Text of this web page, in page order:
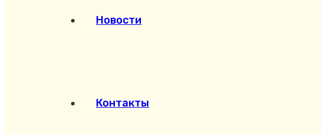
Новости
Контакты